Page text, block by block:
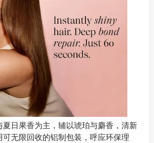
夏日果香为主，辅以琥珀与麝香，清新
无限回收的铝制包装，呼应环保理